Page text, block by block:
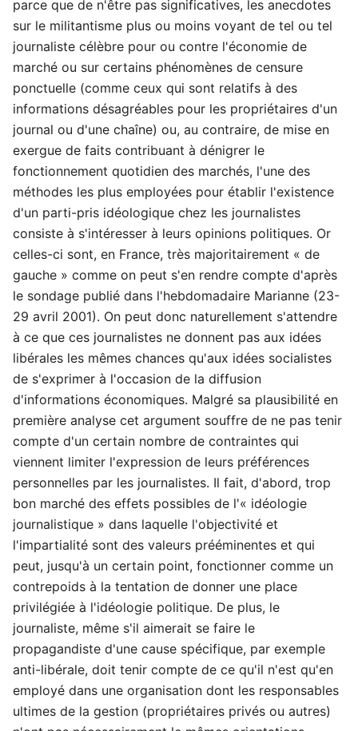
parce que de n'être pas significatives, les anecdotes
sur le militantisme plus ou moins voyant de tel ou tel
journaliste célèbre pour ou contre l'économie de
marché ou sur certains phénomènes de censure
ponctuelle (comme ceux qui sont relatifs à des
informations désagréables pour les propriétaires d'un
journal ou d'une chaîne) ou, au contraire, de mise en
exergue de faits contribuant à dénigrer le
fonctionnement quotidien des marchés, l'une des
méthodes les plus employées pour établir l'existence
d'un parti-pris idéologique chez les journalistes
consiste à s'intéresser à leurs opinions politiques. Or
celles-ci sont, en France, très majoritairement « de
gauche » comme on peut s'en rendre compte d'après
le sondage publié dans l'hebdomadaire Marianne (23-
29 avril 2001). On peut donc naturellement s'attendre
à ce que ces journalistes ne donnent pas aux idées
libérales les mêmes chances qu'aux idées socialistes
de s'exprimer à l'occasion de la diffusion
d'informations économiques. Malgré sa plausibilité en
première analyse cet argument souffre de ne pas tenir
compte d'un certain nombre de contraintes qui
viennent limiter l'expression de leurs préférences
personnelles par les journalistes. Il fait, d'abord, trop
bon marché des effets possibles de l'« idéologie
journalistique » dans laquelle l'objectivité et
l'impartialité sont des valeurs prééminentes et qui
peut, jusqu'à un certain point, fonctionner comme un
contrepoids à la tentation de donner une place
privilégiée à l'idéologie politique. De plus, le
journaliste, même s'il aimerait se faire le
propagandiste d'une cause spécifique, par exemple
anti-libérale, doit tenir compte de ce qu'il n'est qu'en
employé dans une organisation dont les responsables
ultimes de la gestion (propriétaires privés ou autres)